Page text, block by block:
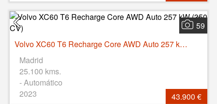
59
Volvo XC60 T6 Recharge Core AWD Auto 257 kW (350 CV)
Madrid
25.100 kms.
- Automático
2023
43.900 €